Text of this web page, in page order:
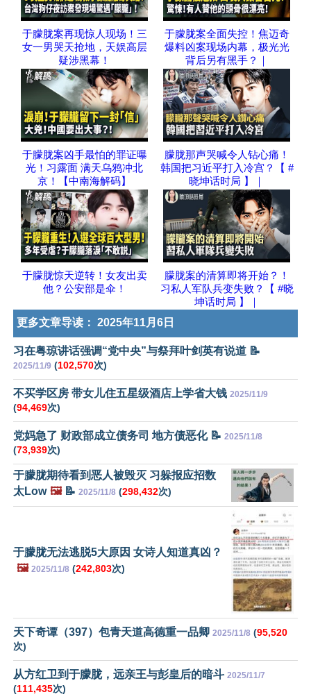
于朦胧案再现惊人现场！三
女一男哭天抢地，天娱高层
疑涉黑幕！
于朦胧案全面失控！焦迈奇
爆料凶案现场内幕，极光光
背后另有黑手？｜
于朦胧案凶手最怕的罪证曝
光！习露面 满天乌鸦冲北
京！【中南海解码】
朦胧那声哭喊令人钻心痛！
韩国把习近平打入冷宫？【 #
晓坤话时局 】｜
于朦胧惊天逆转！女友出卖
他？公安部是伞！
朦胧案的清算即将开始？！
习私人军队兵变失败？【 #晓
坤话时局 】｜
更多文章导读： 2025年11月6日
习在粤琼讲话强调“党中央”与祭拜叶剑英有说道 📝
2025/11/9 (102,570次)
不买学区房 带女儿住五星级酒店上学省大钱 2025/11/9
(94,469次)
党妈急了 财政部成立债务司 地方债恶化 📝 2025/11/8
(73,939次)
于朦胧期待看到恶人被毁灭 习躲报应招数
太Low 🖼️📝 2025/11/8 (298,432次)
于朦胧无法逃脱5大原因 女诗人知道真凶？
🖼️ 2025/11/8 (242,803次)
天下奇谭（397）包青天道高德重一品卿 2025/11/8 (95,520
次)
从方红卫到于朦胧，远亲王与彭皇后的暗斗 2025/11/7
(111,435次)